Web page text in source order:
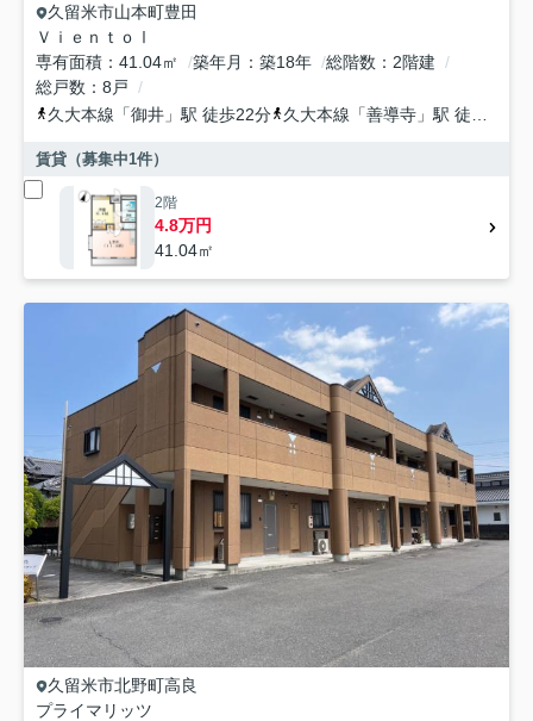
久留米市山本町豊田
ＶｉｅｎｔｏⅠ
専有面積
41.04㎡ 築年月 築18年 総階数
2階建
総戸数
8戸
久大本線 「御井 」駅 徒歩22分 久大本線 「善導寺 」駅 徒歩40分
賃貸（募集中1件）
2階
4.8万円
41.04㎡
久留米市北野町高良
プライマリッツ